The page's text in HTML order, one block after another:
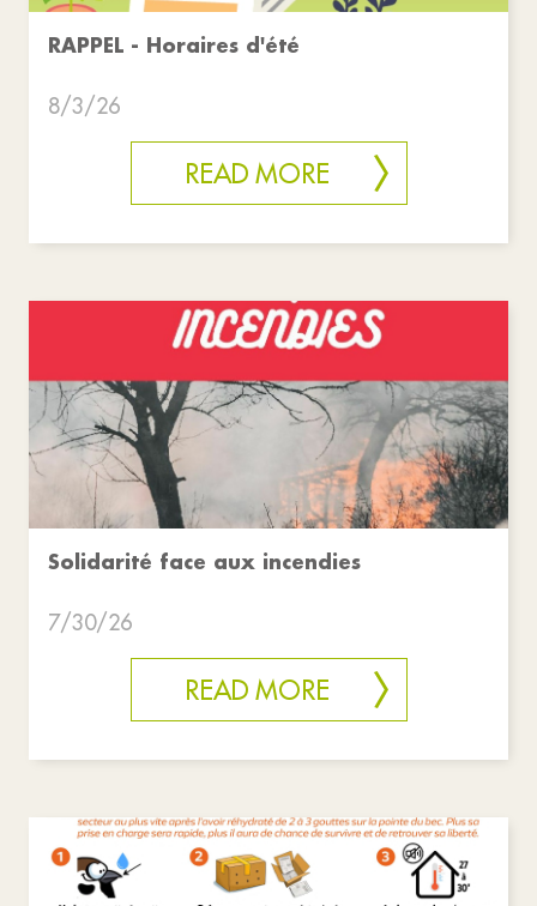
RAPPEL - Horaires d'été
8/3/26
READ MORE
Solidarité face aux incendies
7/30/26
READ MORE